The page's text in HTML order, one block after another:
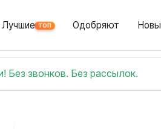
Лучшие ТОП Одобряют
Без звонков. Без рассылок.